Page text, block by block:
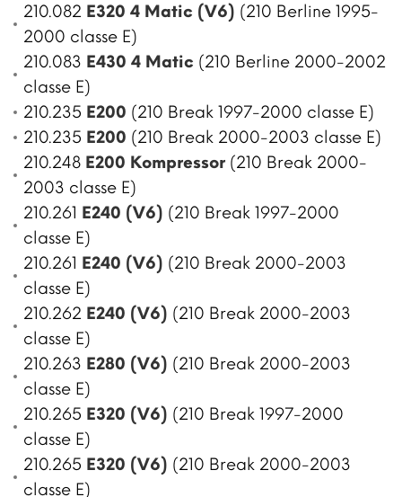
210.082 E320 4 Matic (V6) (210 Berline 1995-
2000 classe E)
210.083 E430 4 Matic (210 Berline 2000-2002
classe E)
210.235 E200 (210 Break 1997-2000 classe E)
210.235 E200 (210 Break 2000-2003 classe E)
210.248 E200 Kompressor (210 Break 2000-
2003 classe E)
210.261 E240 (V6) (210 Break 1997-2000
classe E)
210.261 E240 (V6) (210 Break 2000-2003
classe E)
210.262 E240 (V6) (210 Break 2000-2003
classe E)
210.263 E280 (V6) (210 Break 2000-2003
classe E)
210.265 E320 (V6) (210 Break 1997-2000
classe E)
210.265 E320 (V6) (210 Break 2000-2003
classe E)